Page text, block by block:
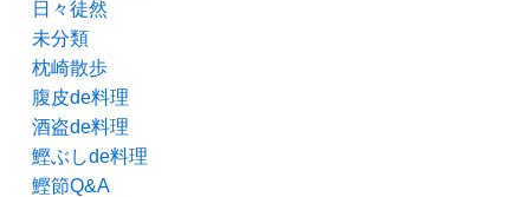
日々徒然
未分類
枕崎散歩
腹皮de料理
酒盗de料理
鰹ぶしde料理
鰹節Q&A